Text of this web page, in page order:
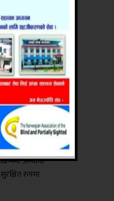
गुरुकुल एकेडेमीले
निरन्तरता
कार्यक्रम
विद्यालयमा
अस्थायी
रुपमा